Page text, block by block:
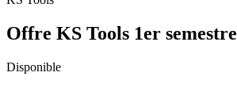
Offre KS Tools 1er semestre
Disponible